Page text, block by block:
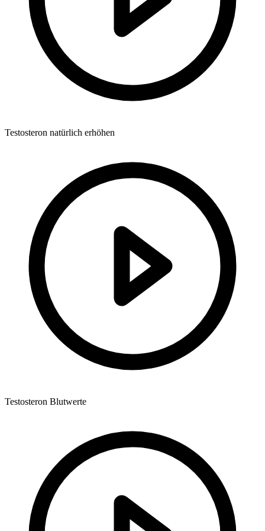
Testosteron natürlich erhöhen
Testosteron Blutwerte